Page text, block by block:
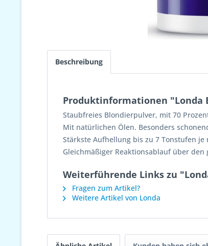
Beschreibung
Produktinformationen "Londa
Staubfreies Blondierpulver, mit 70
Mit natürlichen Ölen. Besonders
Stärkste Aufhellung bis zu 7 Tonstufen je
Gleichmäßiger Reaktionsablauf über den
Weiterführende Links zu
Fragen zum Artikel?
Weitere Artikel von Londa